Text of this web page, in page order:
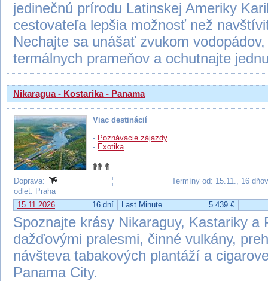
jedinečnú prírodu Latinskej Ameriky
cestovateľa lepšia možnosť než
Nechajte sa unášať zvukom
termálnych prameňov a ochutnajte
Nikaragua - Kostarika - Panama
Viac destinácií
- Poznávacie zájazdy
- Exotika
Doprava:
Termíny od: 15.11., 16
odlet: Praha
15.11.2026
16 dní Last Minute 5 439 €
Spoznajte krásy Nikaraguy, Kastariky a
dažďovými pralesmi, činné vulkány,
návšteva tabakových plantáží a
Panama City.